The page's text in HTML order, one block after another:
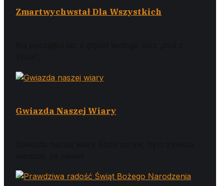
Zmartwychwstał Dla Wszystkich
Gwiazda Naszej Wiary